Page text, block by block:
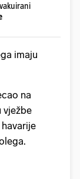
imaju
na
vježbe